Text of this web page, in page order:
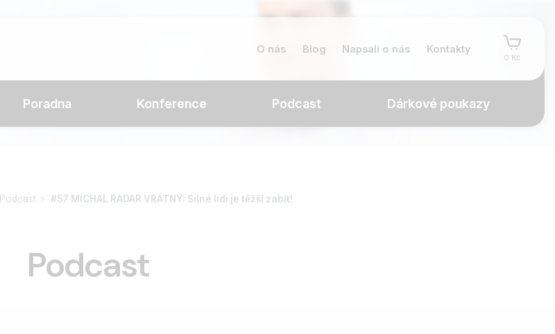
O nás Blog Napsali o nás Kontakty
0 Kč
Poradna Konference Podcast Dárkové poukazy
Podcast #57 MICHAL RADAR VRÁTNÝ: Silné lidi je těžší zabít!
Podcast